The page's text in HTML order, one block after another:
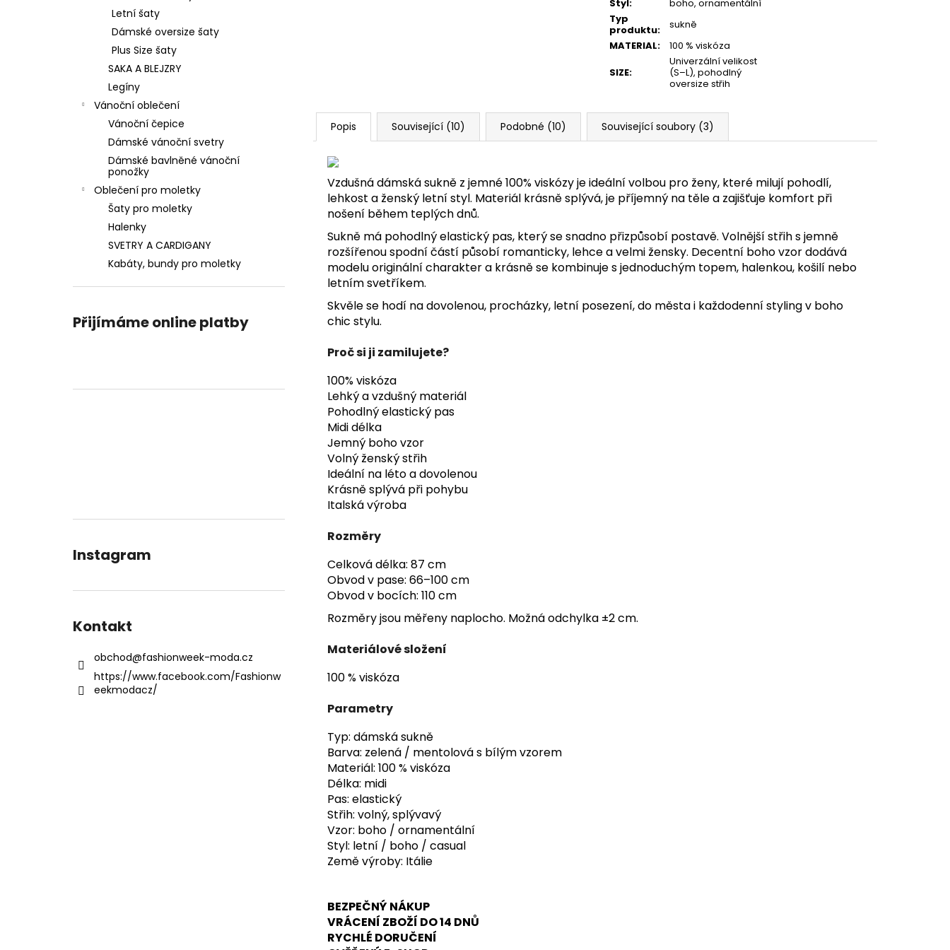
Letní šaty
Dámské oversize šaty
Plus Size šaty
SAKA A BLEJZRY
Legíny
Vánoční oblečení
Vánoční čepice
Dámské vánoční svetry
Dámské bavlněné vánoční
ponožky
Oblečení pro moletky
Šaty pro moletky
Halenky
SVETRY A CARDIGANY
Kabáty, bundy pro moletky
Přijímáme online platby
Instagram
Kontakt
obchod@fashionweek-moda.cz
https://www.facebook.com/Fashionw
eekmodacz/
Styl:
boho, ornamentální
Typ
produktu:
sukně
MATERIAL:
100 % viskóza
SIZE:
Univerzální velikost
(S–L), pohodlný
oversize střih
Popis Související (10) Podobné (10) Související soubory (3)
Vzdušná dámská sukně z jemné 100% viskózy je ideální volbou pro ženy, které milují pohodlí,
lehkost a ženský letní styl. Materiál krásně splývá, je příjemný na těle a zajišťuje komfort při
nošení během teplých dnů.
Sukně má pohodlný elastický pas, který se snadno přizpůsobí postavě. Volnější střih s jemně
rozšířenou spodní částí působí romanticky, lehce a velmi žensky. Decentní boho vzor dodává
modelu originální charakter a krásně se kombinuje s jednoduchým topem, halenkou, košilí nebo
letním svetříkem.
Skvěle se hodí na dovolenou, procházky, letní posezení, do města i každodenní styling v boho
chic stylu.
Proč si ji zamilujete?
100% viskóza
Lehký a vzdušný materiál
Pohodlný elastický pas
Midi délka
Jemný boho vzor
Volný ženský střih
Ideální na léto a dovolenou
Krásně splývá při pohybu
Italská výroba
Rozměry
Celková délka: 87 cm
Obvod v pase: 66–100 cm
Obvod v bocích: 110 cm
Rozměry jsou měřeny naplocho. Možná odchylka ±2 cm.
Materiálové složení
100 % viskóza
Parametry
Typ: dámská sukně
Barva: zelená / mentolová s bílým vzorem
Materiál: 100 % viskóza
Délka: midi
Pas: elastický
Střih: volný, splývavý
Vzor: boho / ornamentální
Styl: letní / boho / casual
Země výroby: Itálie
BEZPEČNÝ NÁKUP
VRÁCENÍ ZBOŽÍ DO 14 DNŮ
RYCHLÉ DORUČENÍ